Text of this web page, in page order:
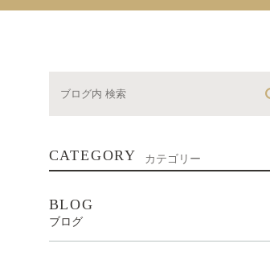
CATEGORY カテゴリー
BLOG
ブログ